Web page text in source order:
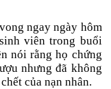
ngay ngày hôm
viên trong buổi
nói rằng họ chứng
nhưng đã không
của nạn nhân.